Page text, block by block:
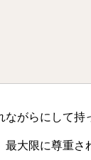
がらにして持
大限に尊重さ